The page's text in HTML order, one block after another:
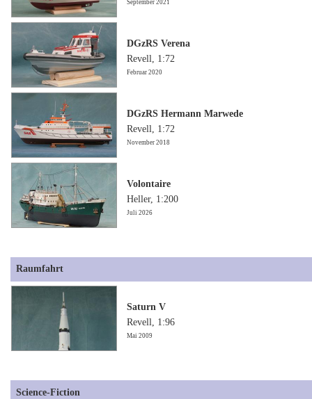
September 2021
DGzRS Verena
Revell, 1:72
Februar 2020
DGzRS Hermann Marwede
Revell, 1:72
November 2018
Volontaire
Heller, 1:200
Juli 2026
Raumfahrt
Saturn V
Revell, 1:96
Mai 2009
Science-Fiction